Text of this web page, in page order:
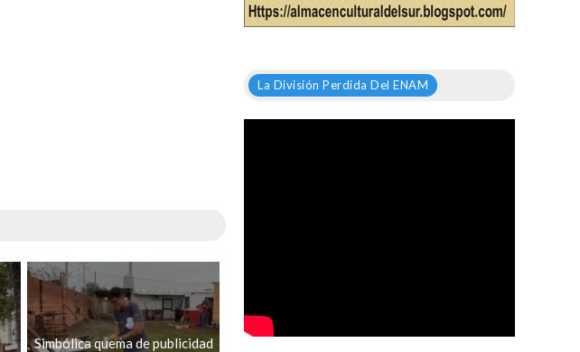
Simbólica quema de publicidad
La División Perdida Del ENAM